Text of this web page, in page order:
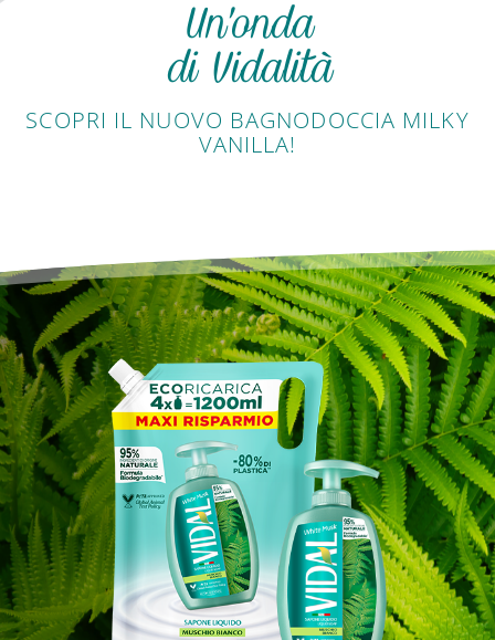
Un'onda
di Vidalità
SCOPRI IL NUOVO BAGNODOCCIA MILKY
VANILLA!